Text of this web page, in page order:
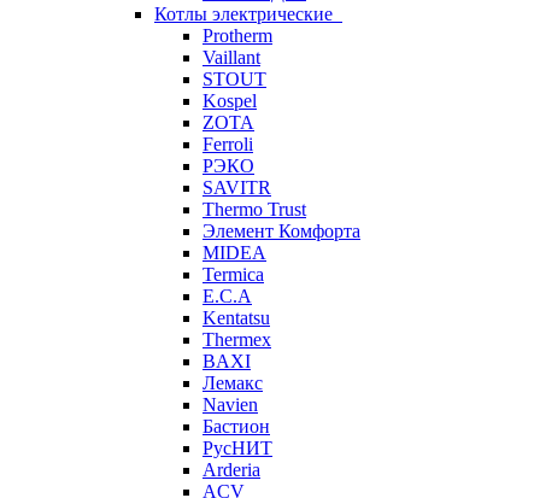
Котлы электрические
Protherm
Vaillant
STOUT
Kospel
ZOTA
Ferroli
РЭКО
SAVITR
Thermo Trust
Элемент Комфорта
MIDEA
Termica
E.C.A
Kentatsu
Thermex
BAXI
Лемакс
Navien
Бастион
РусНИТ
Arderia
ACV